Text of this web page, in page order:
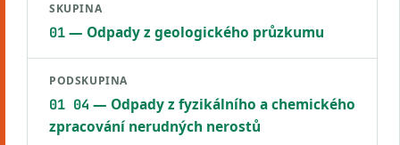
SKUPINA
01— Odpady z geologického průzkumu
PODSKUPINA
01 04 — Odpady z fyzikálního a chemického
zpracování nerudných nerostů